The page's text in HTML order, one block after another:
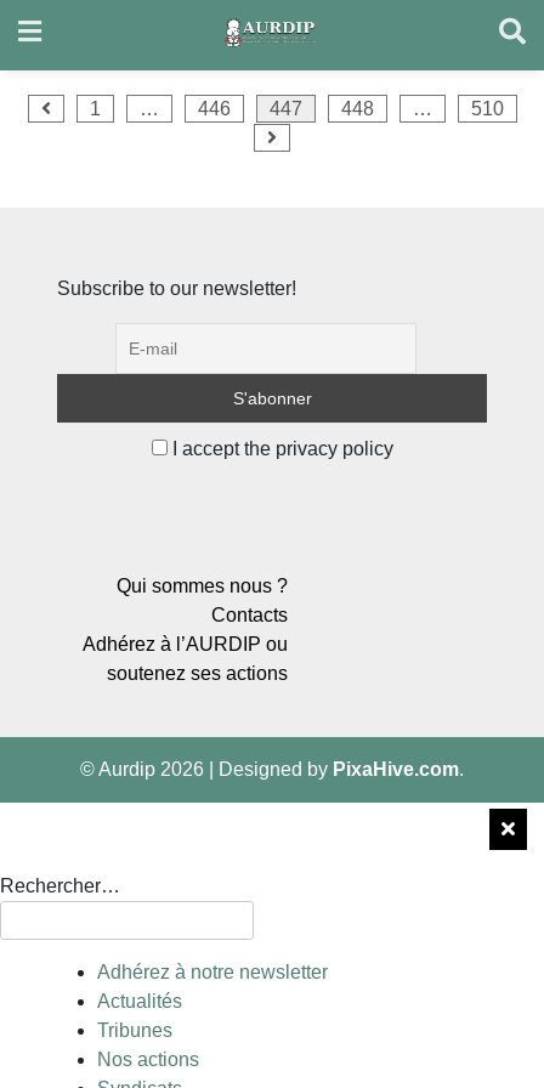
content
Pagination
1 … 446 447 448 … 510
Subscribe to our newsletter!
I accept the privacy policy
Qui sommes nous ?
Contacts
Adhérez à l’AURDIP ou
soutenez ses actions
© Aurdip 2026 Designed by PixaHive.com.
Rechercher…
Adhérez à notre newsletter
Actualités
Tribunes
Nos actions